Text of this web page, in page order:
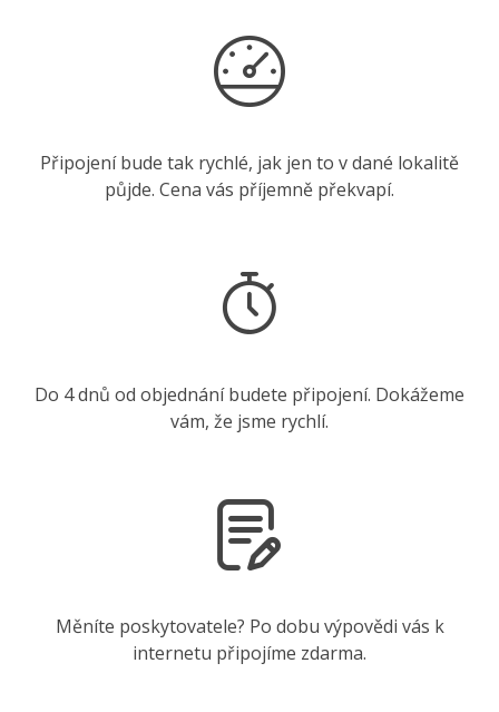
Připojení bude tak rychlé, jak jen to v dané lokalitě
půjde. Cena vás příjemně překvapí.
Do 4 dnů od objednání budete připojení. Dokážeme
vám, že jsme rychlí.
Měníte poskytovatele? Po dobu výpovědi vás k
internetu připojíme zdarma.